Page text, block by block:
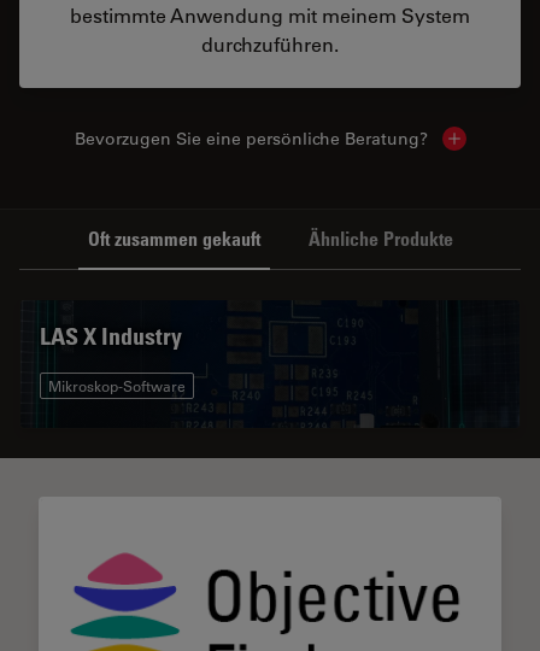
bestimmte Anwendung mit meinem System
durchzuführen.
Bevorzugen Sie eine persönliche Beratung? Show
Oft zusammen gekauft Ähnliche Produkte
LAS X Industry
Mikroskop-Software